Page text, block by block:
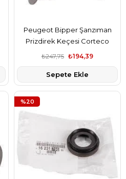
Peugeot Bipper Şanzıman
Prizdirek Keçesi Corteco
Marka 2105.38
₺194,39
₺247,75
Sepete Ekle
%20